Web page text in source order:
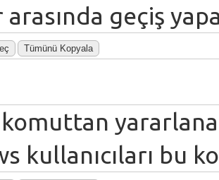
arasında geçiş
Tümünü Kopyala
kullanıcıları bu